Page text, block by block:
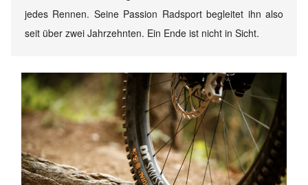
jedes Rennen. Seine Passion Radsport begleitet ihn also
seit über zwei Jahrzehnten. Ein Ende ist nicht in Sicht.